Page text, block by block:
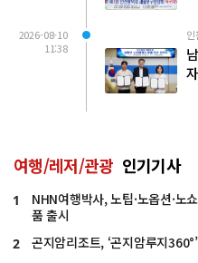
2026-08-10
11:38
인
여행/레저/관광 인기기사
1
NHN여행박사, 노팁·노옵션·노
품 출시
2 곤지암리조트, ‘곤지암루지